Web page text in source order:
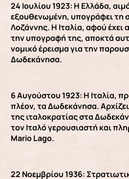
24 Ιουλίου 1923: Η Ελλάδα,
εξουθενωμένη, υπογράφει τη
Λοζάννης. Η Ιταλία, αφού έχει
την υπογραφή της, αποκτά
νομικό έρεισμα για την
Δωδεκάνησα.
6 Αυγούστου 1923: Η Ιταλία,
πλέον, τα Δωδεκάνησα.
της ιταλοκρατίας στα
τον Ιταλό γερουσιαστή και
Mario Lago.
22 Νοεμβρίου 1936: